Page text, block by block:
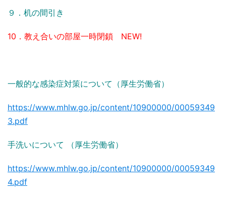
９．机の間引き
10．教え合いの部屋一時閉鎖 NEW!
一般的な感染症対策について（厚生労働省）
https://www.mhlw.go.jp/content/10900000/00059349
3.pdf
手洗いについて （厚生労働省）
https://www.mhlw.go.jp/content/10900000/00059349
4.pdf